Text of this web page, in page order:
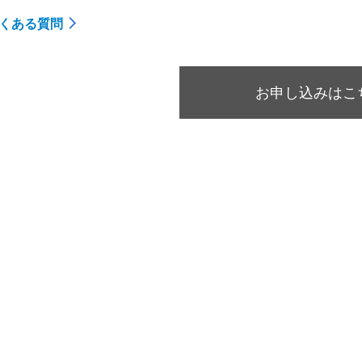
ある質問
お申し込みはこ